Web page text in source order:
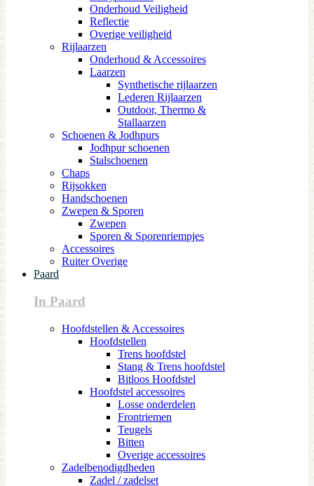
Onderhoud Veiligheid
Reflectie
Overige veiligheid
Rijlaarzen
Onderhoud & Accessoires
Laarzen
Synthetische rijlaarzen
Lederen Rijlaarzen
Outdoor, Thermo &
Stallaarzen
Schoenen & Jodhpurs
Jodhpur schoenen
Stalschoenen
Chaps
Rijsokken
Handschoenen
Zwepen & Sporen
Zwepen
Sporen & Sporenriempjes
Accessoires
Ruiter Overige
Paard
In Paard
Hoofdstellen & Accessoires
Hoofdstellen
Trens hoofdstel
Stang & Trens hoofdstel
Bitloos Hoofdstel
Hoofdstel accessoires
Losse onderdelen
Frontriemen
Teugels
Bitten
Overige accessoires
Zadelbenodigdheden
Zadel / zadelset